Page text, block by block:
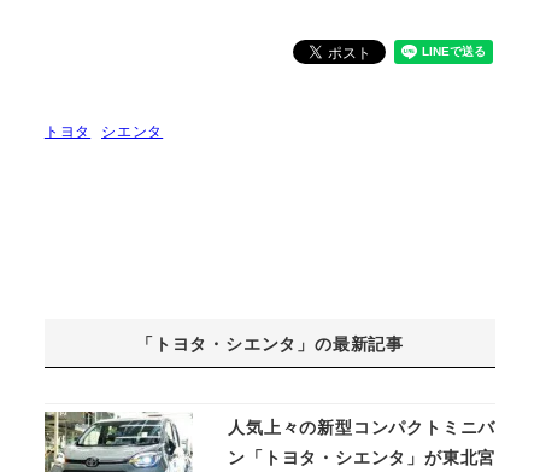
トヨタ シエンタ
「トヨタ・シエンタ」の最新記事
人気上々の新型コンパクトミニバ
ン「トヨタ・シエンタ」が東北宮